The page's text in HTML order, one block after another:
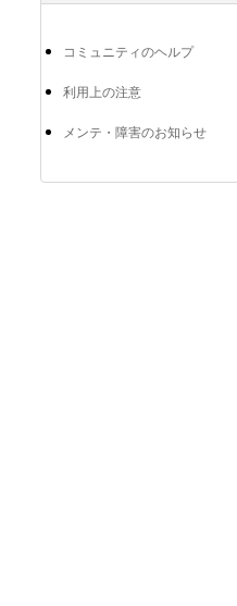
コミュニティのヘルプ
利用上の注意
メンテ・障害のお知らせ